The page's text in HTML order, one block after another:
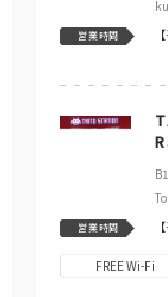
営業時間
営業時間
FREE Wi-Fi